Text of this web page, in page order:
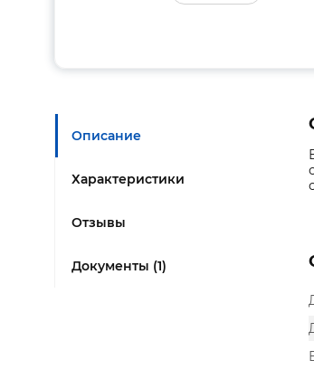
Описание
Характеристики
Отзывы
Документы (1)